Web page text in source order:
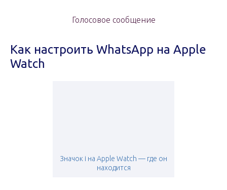
Голосовое сообщение
Как настроить WhatsApp на Apple
Watch
Значок i на Apple Watch — где он
находится